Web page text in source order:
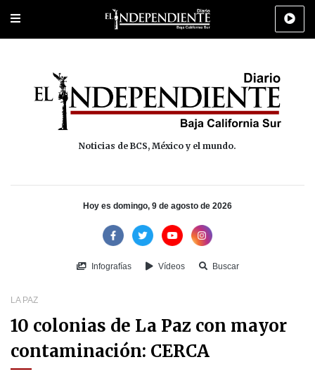
Portada Los Cabos Policiaca Deportes Cultura
Noticias de BCS, México y el mundo.
Hoy es domingo, 9 de agosto de 2026
Infografías Vídeos Buscar
LA PAZ
10 colonias de La Paz con mayor
contaminación: CERCA